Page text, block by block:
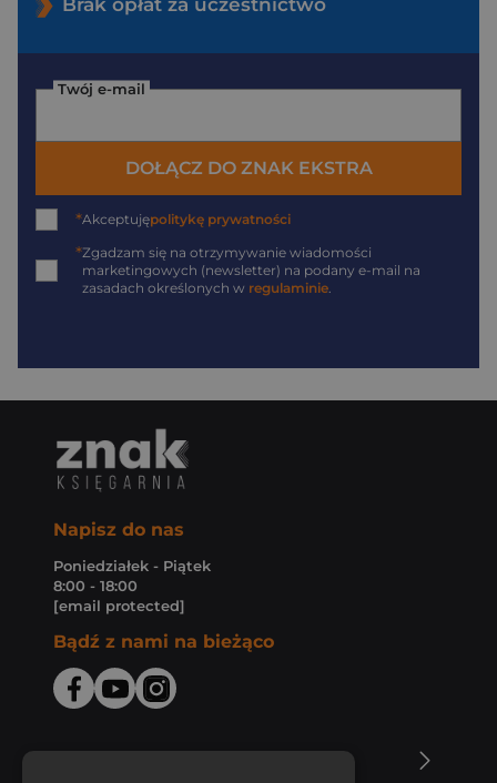
Brak opłat za uczestnictwo
Twój e-mail
DOŁĄCZ DO ZNAK EKSTRA
*Akceptujępolitykę prywatności
*Zgadzam się na otrzymywanie wiadomości
marketingowych (newsletter) na podany e-mail na
zasadach określonych w regulaminie.
Napisz do nas
Poniedziałek - Piątek
8:00 - 18:00
[email protected]
Bądź z nami na bieżąco